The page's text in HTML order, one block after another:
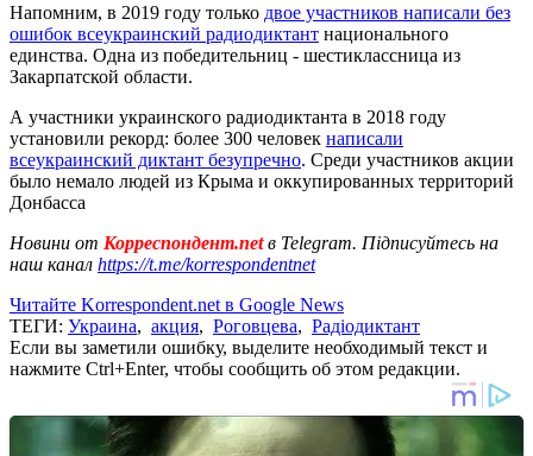
Напомним, в 2019 году только двое участников написали без
ошибок всеукраинский радиодиктант национального
единства. Одна из победительниц - шестиклассница из
Закарпатской области.
А участники украинского радиодиктанта в 2018 году
установили рекорд: более 300 человек написали
всеукраинский диктант безупречно. Среди участников акции
было немало людей из Крыма и оккупированных территорий
Донбасса
Новини от Корреспондент.netв Telegram. Підписуйтесь на
наш канал https://t.me/korrespondentnet
Читайте Korrespondent.net в Google News
ТЕГИ: Украина, акция, Роговцева, Радіодиктант
Если вы заметили ошибку, выделите необходимый текст и
нажмите Ctrl+Enter, чтобы сообщить об этом редакции.